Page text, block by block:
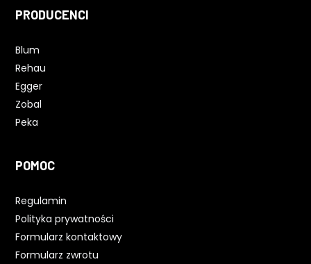
PRODUCENCI
Blum
Rehau
Egger
Zobal
Peka
POMOC
Regulamin
Polityka prywatności
Formularz kontaktowy
Formularz zwrotu